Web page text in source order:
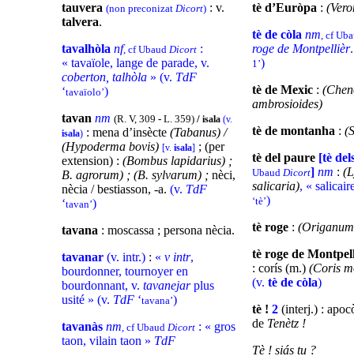
tauvera (non preconizat Dicort) : v.
talvera.
tavalhòla nf, cf Ubaud Dicort :
« tavaïole, lange de parade, v.
coberton, talhòla » (v. TdF
‘tavaïolo’)
tavan nm (R. V, 309 - L. 359) / isala (v.
isala) : mena d’insècte (Tabanus) /
(Hypoderma bovis) [v. isala] ; (per
extension) : (Bombus lapidarius) ;
B. agrorum) ; (B. sylvarum) ; nèci,
nècia / bestiasson, -a. (v. TdF
‘tavan’)
tavana : moscassa ; persona nècia.
tavanar (v. intr.) : « v intr,
bourdonner, tournoyer en
bourdonnant, v. tavanejarplus
usité » (v. TdF ‘tavana’)
tavanàs nm, cf Ubaud Dicort : « gros
taon, vilain taon » TdF
tè d’Euròpa :
tè de còla nm, cf
roge de Montpellièr
1’)
tè de Mexic :
ambrosioides)
tè de montanha :
tè del paure [tè
Ubaud Dicort] nm :
salicaria), «
‘tè’)
tè roge :
tè roge de
: corís (m.) (Coris
(v. tè de còla)
tè ! 2 (interj.) :
de Tenètz !
Tè ! siás tu ?